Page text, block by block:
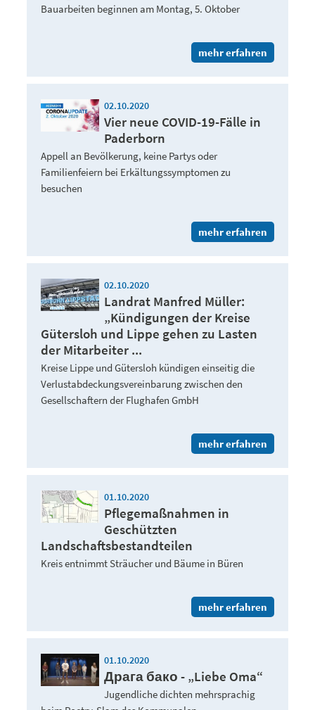
Bauarbeiten beginnen am Montag, 5. Oktober
mehr erfahren
02.10.2020
Vier neue COVID-19-Fälle in
Paderborn
Appell an Bevölkerung, keine Partys oder
Familienfeiern bei Erkältungssymptomen zu
besuchen
mehr erfahren
02.10.2020
Landrat Manfred Müller:
„Kündigungen der Kreise
Gütersloh und Lippe gehen zu Lasten
der Mitarbeiter ...
Kreise Lippe und Gütersloh kündigen einseitig die
Verlustabdeckungsvereinbarung zwischen den
Gesellschaftern der Flughafen GmbH
mehr erfahren
01.10.2020
Pflegemaßnahmen in
Geschützten
Landschaftsbestandteilen
Kreis entnimmt Sträucher und Bäume in Büren
mehr erfahren
01.10.2020
Драга бако - „Liebe Oma“
Jugendliche dichten mehrsprachig